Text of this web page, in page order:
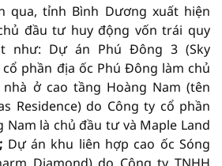
qua, tỉnh Bình Dương xuất hiện
đầu tư huy động vốn trái quy
như: Dự án Phú Đông 3 (Sky
phần địa ốc Phú Đông làm chủ
ở cao tầng Hoàng Nam (tên
Residence) do Công ty cổ phần
Nam là chủ đầu tư và Maple Land
; Dự án khu liên hợp cao ốc Sóng